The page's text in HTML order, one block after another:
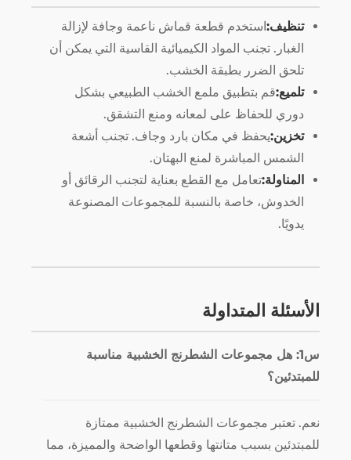
تنظيف:استخدم قطعة قماش ناعمة وجافة لإزالة
الغبار. تجنب المواد الكيميائية القاسية التي يمكن أن
تلحق الضرر بطبقة الخشب.
تلميع:قم بتطبيق ملمع الخشب الطبيعي بشكل
دوري للحفاظ على لمعانه ومنع التشقق.
تخزين:يحفظ في مكان بارد وجاف. تجنب أشعة
الشمس المباشرة لمنع البهتان.
المناولة:تعامل مع القطع بعناية لتجنب الرقائق أو
الخدوش، خاصة بالنسبة للمجموعات المصنوعة
يدويًا.
الأسئلة المتداولة
س1: هل مجموعات الشطرنج الخشبية مناسبة
للمبتدئين؟
نعم. تعتبر مجموعات الشطرنج الخشبية ممتازة
للمبتدئين بسبب متانتها وقطعها الواضحة والمميزة، مما